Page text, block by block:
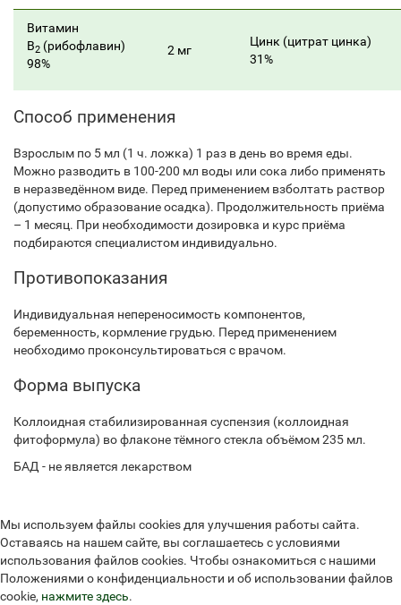
Витамин
В2 (рибофлавин)
98%
2 мг
Цинк (цитрат цинка)
31%
Способ применения
Взрослым по 5 мл (1 ч. ложка) 1 раз в день во время еды.
Можно разводить в 100-200 мл воды или сока либо применять
в неразведённом виде. Перед применением взболтать раствор
(допустимо образование осадка). Продолжительность приёма
– 1 месяц. При необходимости дозировка и курс приёма
подбираются специалистом индивидуально.
Противопоказания
Индивидуальная непереносимость компонентов,
беременность, кормление грудью. Перед применением
необходимо проконсультироваться с врачом.
Форма выпуска
Коллоидная стабилизированная суспензия (коллоидная
фитоформула) во флаконе тёмного стекла объёмом 235 мл.
БАД - не является лекарством
Мы используем файлы cookies для улучшения работы сайта.
Оставаясь на нашем сайте, вы соглашаетесь с условиями
использования файлов cookies. Чтобы ознакомиться с нашими
Положениями о конфиденциальности и об использовании файлов
cookie, нажмите здесь.